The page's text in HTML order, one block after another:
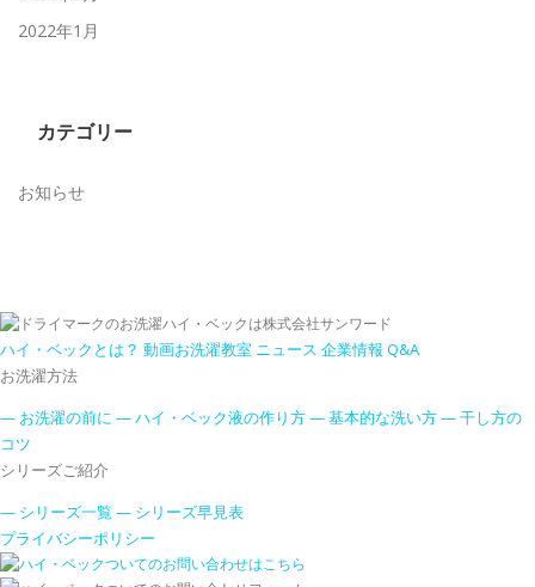
2022年1月
カテゴリー
お知らせ
ハイ・ベックとは？ 動画お洗濯教室 ニュース 企業情報 Q&A
お洗濯方法
— お洗濯の前に — ハイ・ベック液の作り方— 基本的な洗い方— 干し方の
コツ
シリーズご紹介
— シリーズ一覧 — シリーズ早見表
プライバシーポリシー